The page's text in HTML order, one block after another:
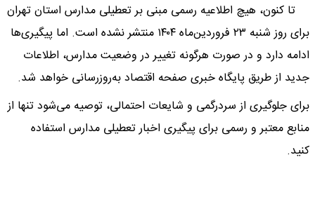
تا کنون، هیچ اطلاعیه رسمی مبنی بر تعطیلی مدارس استان تهران
برای روز شنبه ۲۳ فروردین‌ماه ۱۴۰۴ منتشر نشده است. اما پیگیری‌ها
ادامه دارد و در صورت هرگونه تغییر در وضعیت مدارس، اطلاعات
جدید از طریق پایگاه خبری صفحه اقتصاد به‌روزرسانی خواهد شد.
برای جلوگیری از سردرگمی و شایعات احتمالی، توصیه می‌شود تنها از
منابع معتبر و رسمی برای پیگیری اخبار تعطیلی مدارس استفاده
کنید.